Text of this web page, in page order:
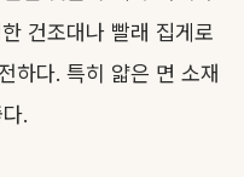
건조대나 빨래 집게로
하다. 특히 얇은 면 소재
.